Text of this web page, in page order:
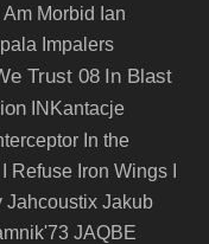
I Am Morbid Ian
Impalers
Trust 08 In Blast
INKantacje
In the
I Refuse Iron Wings
Jahcoustix Jakub
JAQBE